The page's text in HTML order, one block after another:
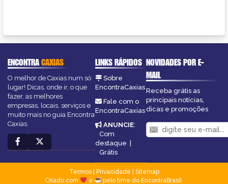
ENCONTRACAXIAS
O melhor de Caxias num só
lugar! Dicas, onde ir, o que
fazer, as melhores
empresas, locais, serviços e
muito mais no guia Encontra
Caxias.
LINKS RÁPIDOS
Sobre
EncontraCaxias
Fale com o
EncontraCaxias
ANUNCIE:
Com
destaque
Grátis
NOVIDADES POR E-
MAIL
Receba grátis as
principais notícias,
dicas e promoções
Termos| Privacidade
Sitemap
Criado com
e pelo time do EncontraBrasil